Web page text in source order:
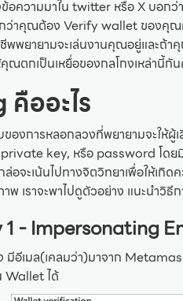
อความมาใน twitter หรือ X บอกว่
กว่าคุณต้อง Verify wallet ของคุณ
พยายามจะเล่นงานคุณอยู่และถ้าคุ
ณตกเป็นเหยื่อของกลโกงเหล่านี้กั
ออะไร
องการหลอกลวงที่พยายามจะให้
key, หรือ password โดย
อจะเน้นไปทางจิตวิทยาเพื่อให้เกิ
าพ เราจะพาไปดูตัวอย่าง แนะนำ
- Impersonating
มีอีเมล(เคลมว่า)มาจาก
Wallet ได้